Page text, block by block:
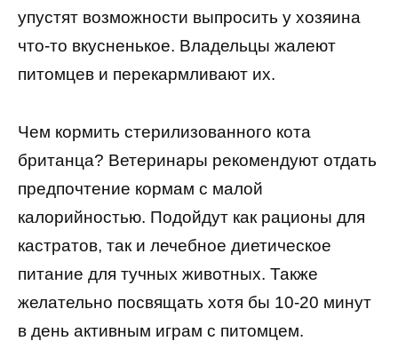
упустят возможности выпросить у хозяина
что-то вкусненькое. Владельцы жалеют
питомцев и перекармливают их.
Чем кормить стерилизованного кота
британца? Ветеринары рекомендуют отдать
предпочтение кормам с малой
калорийностью. Подойдут как рационы для
кастратов, так и лечебное диетическое
питание для тучных животных. Также
желательно посвящать хотя бы 10-20 минут
в день активным играм с питомцем.